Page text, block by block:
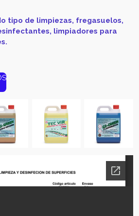
tipo de limpiezas, fregasuelos,
limpiadores para